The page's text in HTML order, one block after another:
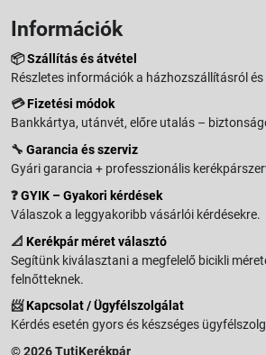
Információk
📦Szállítás és átvétel
Részletes információk a házhozszállításról
💳Fizetési módok
Bankkártya, utánvét, előre utalás –
🔧 Garancia és szerviz
Gyári garancia + professzionális
❓GYIK – Gyakori kérdések
Válaszok a leggyakoribb vásárlói kérdésekre.
📐 Kerékpár méret választó
Segítünk kiválasztani a megfelelő bicikli
felnőtteknek.
📨Kapcsolat / Ügyfélszolgálat
Kérdés esetén gyors és készséges
© 2026 TutiKerékpár